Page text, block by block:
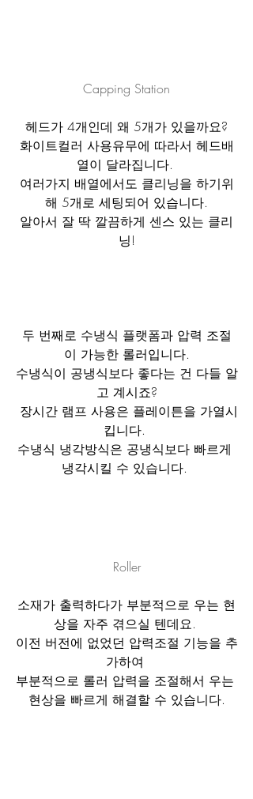
Capping Station
헤드가 4개인데 왜 5개가 있을까요?
화이트컬러 사용유무에 따라서 헤드배
열이 달라집니다.
여러가지 배열에서도 클리닝을 하기위
해 5개로 세팅되어 있습니다.
알아서 잘 딱 깔끔하게 센스 있는 클리
닝!
두 번째로 수냉식 플랫폼과 압력 조절
이 가능한 롤러입니다.
수냉식이 공냉식보다 좋다는 건 다들 알
고 계시죠?
킵니다.
수냉식 냉각방식은 공냉식보다 빠르게
냉각시킬 수 있습니다.
Roller
소재가 출력하다가 부분적으로 우는 현
상을 자주 겪으실 텐데요.
이전 버전에 없었던 압력조절 기능을 추
가하여
부분적으로 롤러 압력을 조절해서 우는
현상을 빠르게 해결할 수 있습니다.